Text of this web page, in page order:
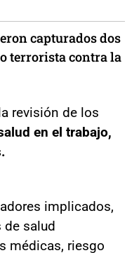
capturados dos
terrorista contra la
revisión de los
en el trabajo,
implicados,
salud
médicas, riesgo